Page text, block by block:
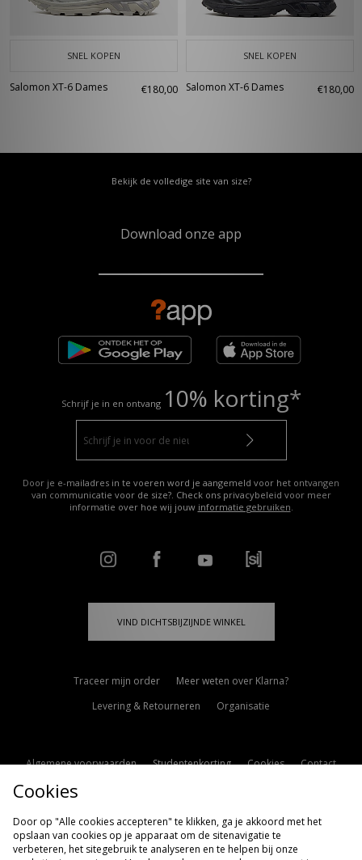
SNEL KOPEN
Salomon XT-6 Dames €180,00
SNEL KOPEN
Salomon XT-6 Dames €180,00
Bekijk de volledige site van size?
Download onze app
Schrijf je in en ontvang 10% korting*
Door je e-mailadres in te voeren word je aangemeld voor het ontvangen
van communicatie voor de size?. Check ons privacybeleid voor meer
informatie over hoe wij jouw informatie gebruiken.
VIND DICHTSBIJZIJNDE WINKEL
Traceer mijn order
Meer weten over Klarna?
Levering & Retourneren
Organisatie
Algemene voorwaarden Studentenkorting Cookies
Contact
Cookie Instellingen
Cookies
Door op "Alle cookies accepteren" te klikken, ga je akkoord met het
opslaan van cookies op je apparaat om de sitenavigatie te
verbeteren, het sitegebruik te analyseren en te helpen bij onze